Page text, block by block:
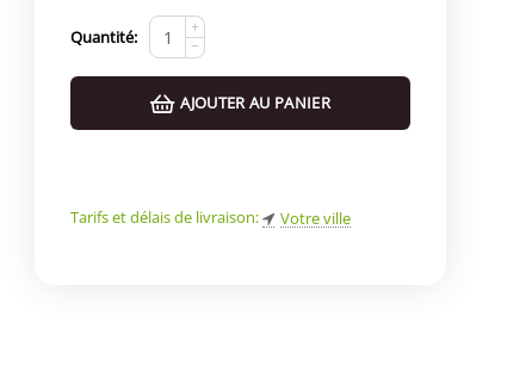
Quantité:
+
−
AJOUTER AU PANIER
Tarifs et délais de livraison: Votre ville